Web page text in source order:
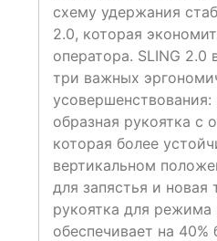
схему удержания
2.0, которая
оператора. SLING 2.0
три важных
усовершенствования:
образная рукоятка с
которая более
вертикальном
для запястья и новая
рукоятка для режима
обеспечивает на